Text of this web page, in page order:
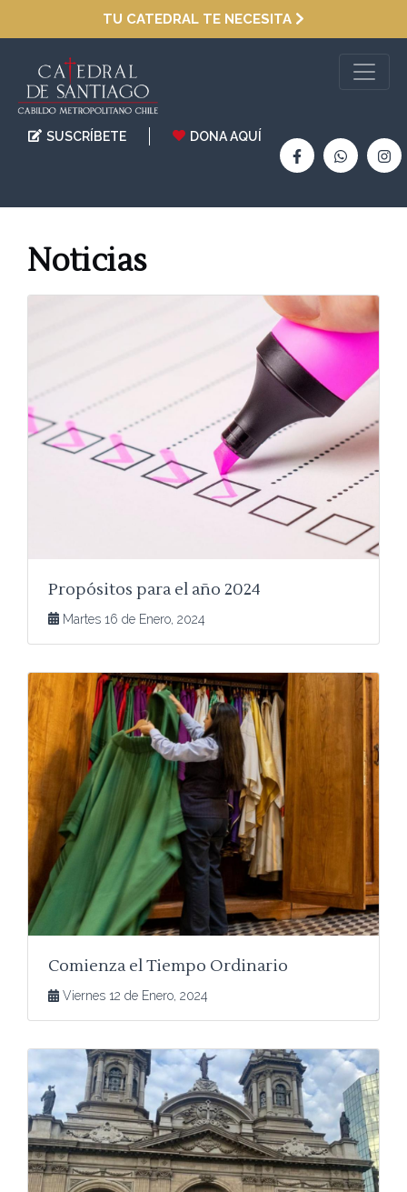
TU CATEDRAL TE NECESITA
SUSCRÍBETE DONA AQUÍ
Noticias
Propósitos para el año 2024
Martes 16 de Enero, 2024
Comienza el Tiempo Ordinario
Viernes 12 de Enero, 2024